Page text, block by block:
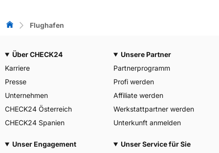
Flug-Vergleich
Flughafen
Über CHECK24
Karriere
Presse
Unternehmen
CHECK24 Österreich
CHECK24 Spanien
Unsere Partner
Partnerprogramm
Profi werden
Affiliate werden
Werkstattpartner werden
Unterkunft anmelden
Unser Engagement
Unser Service für Sie